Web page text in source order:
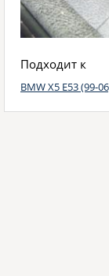
Подходит к
BMW X5 E53 (99-